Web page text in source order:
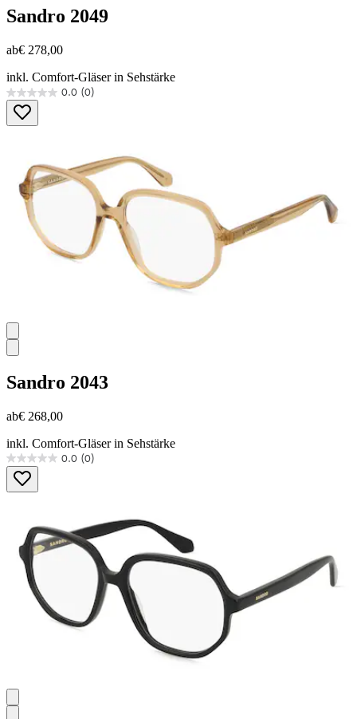
Sandro 2049
ab€ 278,00
inkl. Comfort-Gläser in Sehstärke
0.0 (0)
0.0
von
5
Sandro 2043
ab€ 268,00
inkl. Comfort-Gläser in Sehstärke
0.0 (0)
0.0
von
5